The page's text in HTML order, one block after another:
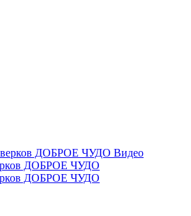
Видео
ДОБРОЕ ЧУДО
ДОБРОЕ ЧУДО